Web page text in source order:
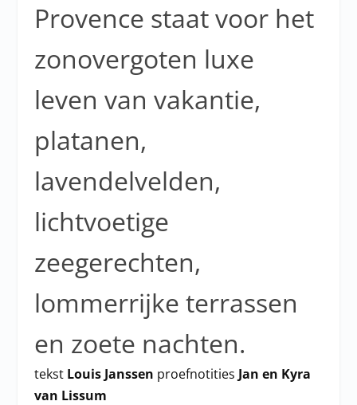
Provence staat voor het
zonovergoten luxe
leven van vakantie,
platanen,
lavendelvelden,
lichtvoetige
zeegerechten,
lommerrijke terrassen
en zoete nachten.
tekst Louis Janssen proefnotities Jan en Kyra
van Lissum